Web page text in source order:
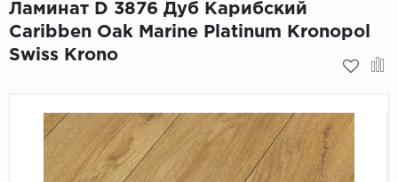
32 класс
33 класс
Палитра
Плитка ПВХ
Плинтус
Кварцевый ламинат SPC
Ламинат D 3876 Дуб Карибский
Caribben Oak Marine Platinum Kronopol
Swiss Krono